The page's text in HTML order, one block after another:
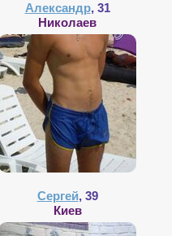
Александр, 31
Николаев
Сергей, 39
Киев